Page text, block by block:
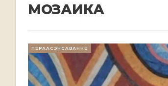
МОЗАИКА
ПЕРААСЭНСАВАННЕ